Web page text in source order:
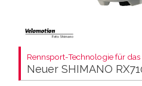
Rennsport-Technologie für
Neuer SHIMANO